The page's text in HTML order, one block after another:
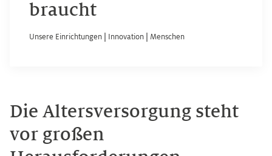
braucht
Unsere Einrichtungen Innovation Menschen
Die Altersversorgung steht
vor großen